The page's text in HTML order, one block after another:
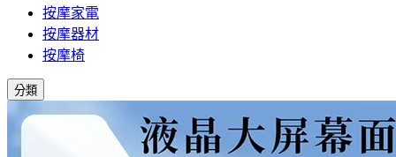
按摩家電
按摩器材
按摩椅
分類